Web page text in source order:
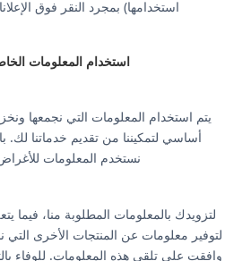
استخدامها) بمجرد النقر فوق
استخدام المعلومات
يتم استخدام المعلومات التي نجمعها
أساسي لتمكيننا من تقديم خدماتنا لك.
نستخدم المعلومات للأغراض
لتزويدك بالمعلومات المطلوبة منا، فيما
لتوفير معلومات عن المنتجات الأخرى
وافقت على تلقي هذه المعلومات. للوفاء